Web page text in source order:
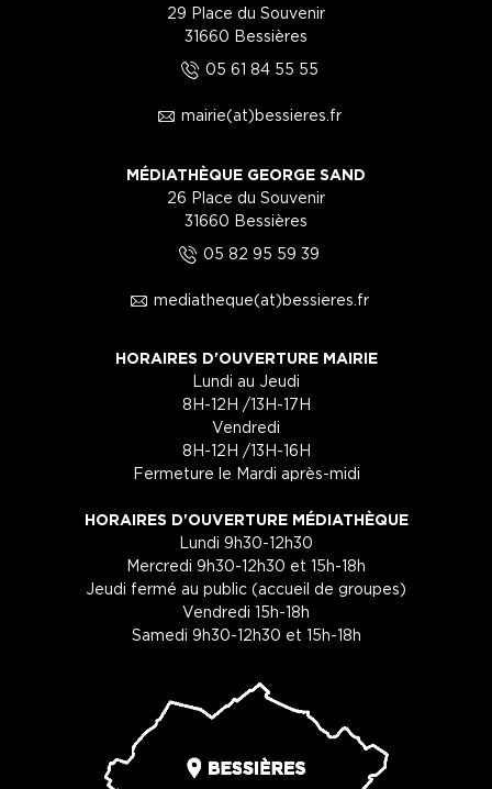
29 Place du Souvenir
31660 Bessières
5 05 61 84 55 55
1 mairie(at)bessieres.fr
MÉDIATHÈQUE GEORGE SAND
26 Place du Souvenir
31660 Bessières
5 05 82 95 59 39
1 mediatheque(at)bessieres.fr
HORAIRES D'OUVERTURE MAIRIE
Lundi au Jeudi
8H-12H /13H-17H
Vendredi
8H-12H /13H-16H
Fermeture le Mardi après-midi
HORAIRES D'OUVERTURE MÉDIATHÈQUE
Lundi 9h30-12h30
Mercredi 9h30-12h30 et 15h-18h
Jeudi fermé au public (accueil de groupes)
Vendredi 15h-18h
Samedi 9h30-12h30 et 15h-18h